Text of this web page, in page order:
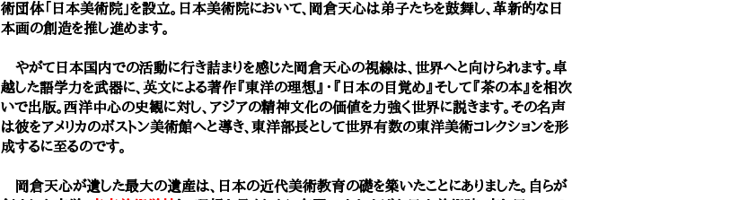
術団体「日本美術院」を設立。日本美術院において、岡倉天心は弟子たちを鼓舞し、革新的な日
本画の創造を推し進めます。
やがて日本国内での活動に行き詰まりを感じた岡倉天心の視線は、世界へと向けられます。卓
越した語学力を武器に、英文による著作『東洋の理想』・『日本の目覚め』そして『茶の本』を相次
いで出版。西洋中心の史観に対し、アジアの精神文化の価値を力強く世界に説きます。その名声
は彼をアメリカのボストン美術館へと導き、東洋部長として世界有数の東洋美術コレクションを形
成するに至るのです。
岡倉天心が遺した最大の遺産は、日本の近代美術教育の礎を築いたことにありました。自らが